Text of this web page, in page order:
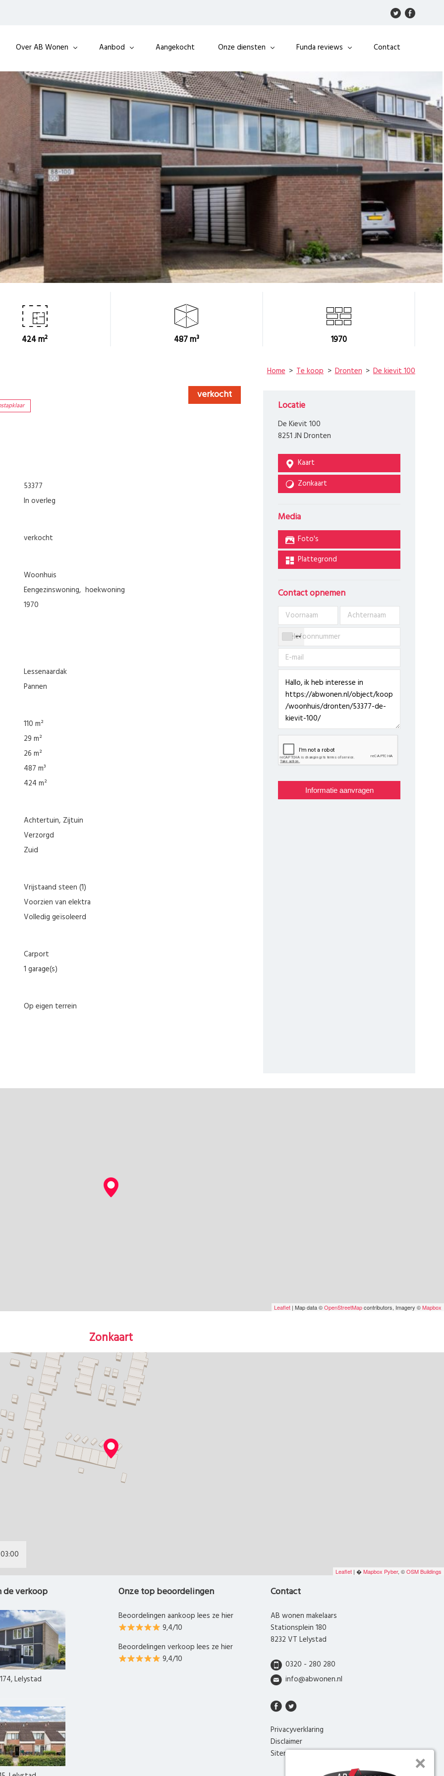
Over AB Wonen Aanbod Aangekocht Onze diensten Funda reviews Contact
424 m² 487 m³ 1970
Home Te koop Dronten De kievit 100
verkocht
53377
In overleg
verkocht
woonhuis
eengezinswoning hoekwoning
1970
Lessenaardak
Pannen
110 m²
29 m²
26 m²
487 m³
424 m²
Achtertuin Zijtuin
Verzorgd
Zuid
Vrijstaand steen (1)
Voorzien van elektra
Volledig geïsoleerd
Carport
1 garage(s)
Op eigen terrein
Locatie
De Kievit 100
8251 JN Dronten
Kaart
Zonkaart
Media
Foto's
Plattegrond
Contact opnemen
Leaflet | Map data ©OpenStreetMapcontributors, Imagery ©Mapbox
Zonkaart
Leaflet | �Mapbox Pyber, ©OSM Buildings
03:00
verkoop
Lelystad
Onze top beoordelingen
Beoordelingen aankoop lees ze hier
9,4/10
Beoordelingen verkoop lees ze hier
9,4/10
Contact
AB wonen makelaars
Stationsplein 180
8232 VT Lelystad
0320 - 280 280
info@abwonen.nl
Privacyverklaring
Disclaimer
Sitemap